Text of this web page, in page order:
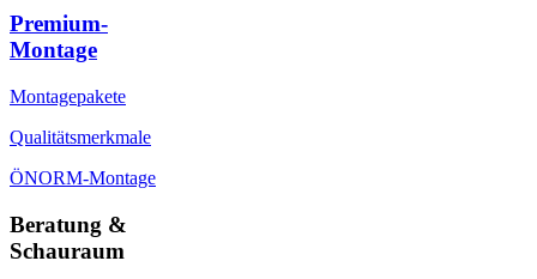
Premium-
Montage
Montagepakete
Qualitätsmerkmale
ÖNORM-Montage
Beratung &
Schauraum